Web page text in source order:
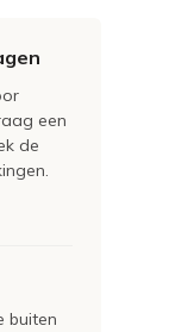
een
de
buiten